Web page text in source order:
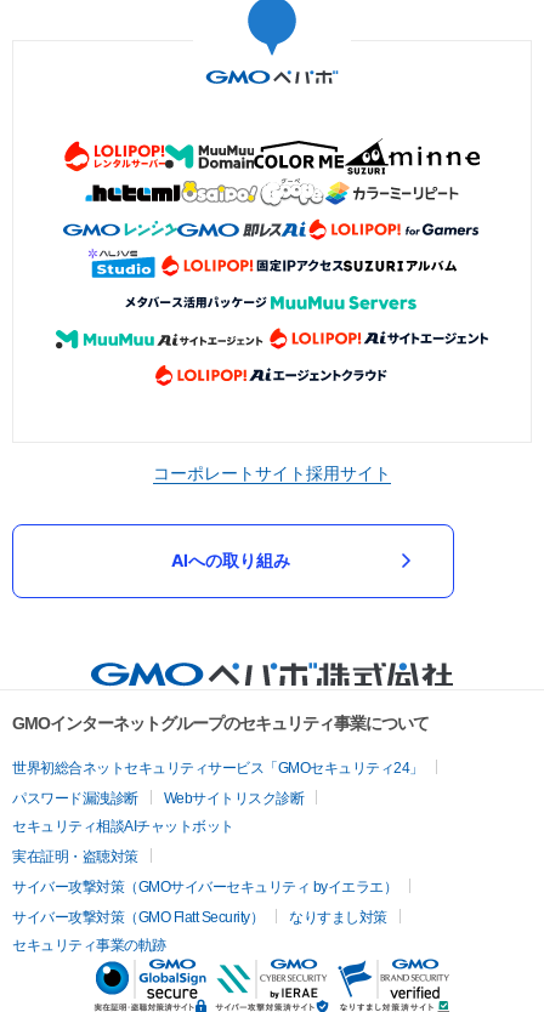
コーポレートサイト採用サイト
AIへの取り組み
GMOインターネットグループのセキュリティ事業について
世界初総合ネットセキュリティサービス「GMOセキュリティ24」
パスワード漏洩診断
Webサイトリスク診断
セキュリティ相談AIチャットボット
実在証明・盗聴対策
サイバー攻撃対策（GMOサイバーセキュリティ byイエラエ）
サイバー攻撃対策（GMO Flatt Security）
なりすまし対策
セキュリティ事業の軌跡